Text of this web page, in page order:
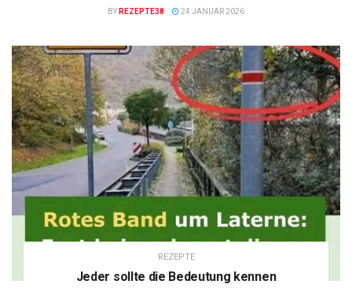
BY REZEPTE38 24 JANUAR 2026
REZEPTE
Jeder sollte die Bedeutung kennen